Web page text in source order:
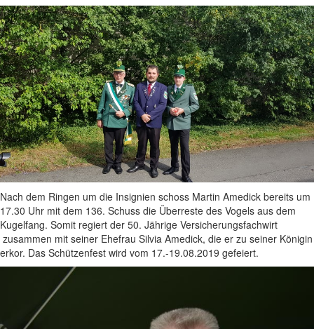
Nach dem Ringen um die Insignien schoss Martin Amedick bereits um
17.30 Uhr mit dem 136. Schuss die Überreste des Vogels aus dem
Kugelfang. Somit regiert der 50. Jährige Versicherungsfachwirt
zusammen mit seiner Ehefrau Silvia Amedick, die er zu seiner Königin
erkor. Das Schützenfest wird vom 17.-19.08.2019 gefeiert.